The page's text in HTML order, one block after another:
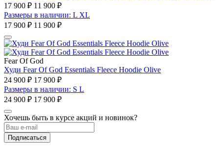
17 900 ₽ 11 900 ₽
Размеры в наличии: L XL
17 900 ₽ 11 900 ₽
Fear Of God
Худи Fear Of God Essentials Fleece Hoodie Olive
24 900 ₽ 17 900 ₽
Размеры в наличии: S L
24 900 ₽ 17 900 ₽
Хочешь быть в курсе акций и новинок?
Подписаться